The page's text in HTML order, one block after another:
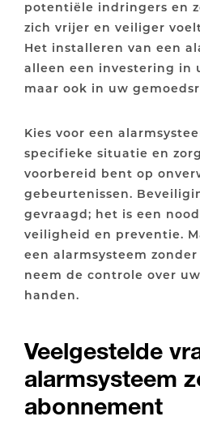
potentiële indringers en
zich vrijer en veiliger
Het installeren van een
alleen een investering in
maar ook in uw
Kies voor een
specifieke situatie en
voorbereid bent op
gebeurtenissen.
gevraagd; het is een
veiligheid en preventie.
een alarmsysteem
neem de controle over
handen.
Veelgestelde
alarmsysteem
abonnement